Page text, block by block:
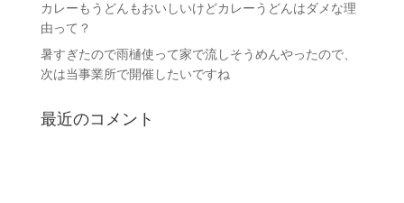
カレーもうどんもおいしいけどカレーうどんはダメな理
由って？
暑すぎたので雨樋使って家で流しそうめんやったので、
次は当事業所で開催したいですね
最近のコメント